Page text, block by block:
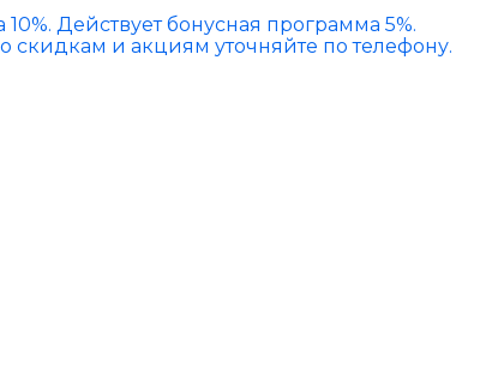
Действует бонусная программа 5%.
и акциям уточняйте по телефону.